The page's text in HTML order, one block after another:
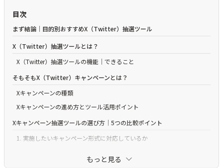
目次
まず結論｜目的別おすすめX（Twitter）抽選ツール
X（Twitter）抽選ツールとは？
X（Twitter）抽選ツールの機能｜できること
そもそもX（Twitter）キャンペーンとは？
Xキャンペーンの種類
Xキャンペーンの進め方とツール活用ポイント
Xキャンペーン抽選ツールの選び方｜5つの比較ポイント
1. 実施したいキャンペーン形式に対応しているか
もっと見る